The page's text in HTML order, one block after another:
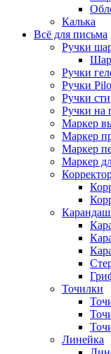
Калька
Всё для письма
Ручки
Ручки
Ручки
Ручки
Ручки на
Маркер
Маркер
Маркер
Маркер
Точилки
Линейка